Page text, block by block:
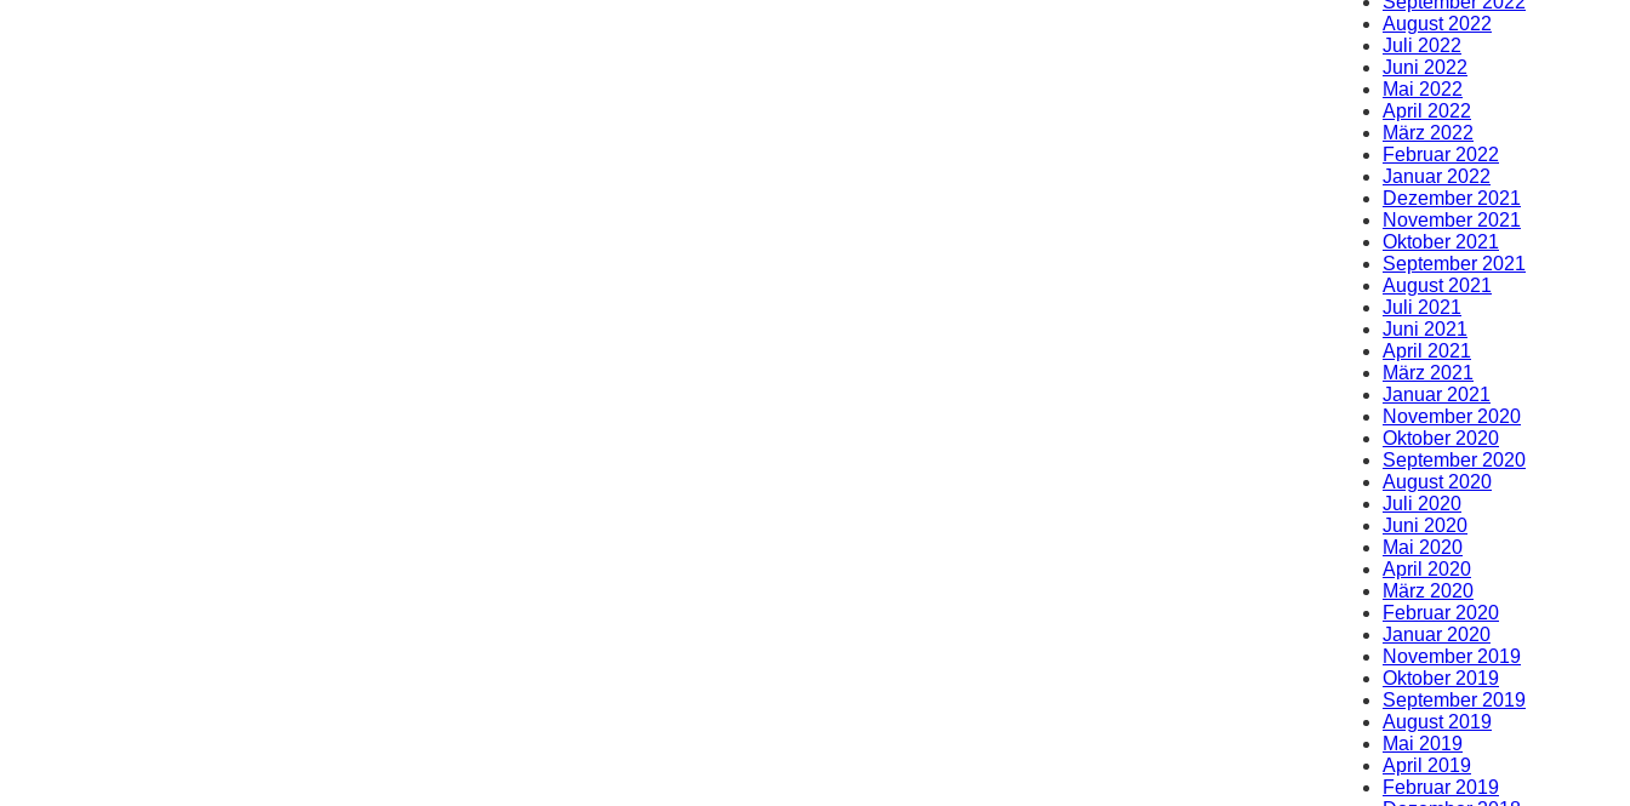
August 2022
Juli 2022
Juni 2022
Mai 2022
April 2022
März 2022
Februar 2022
Januar 2022
Dezember 2021
November 2021
Oktober 2021
September 2021
August 2021
Juli 2021
Juni 2021
April 2021
März 2021
Januar 2021
November 2020
Oktober 2020
September 2020
August 2020
Juli 2020
Juni 2020
Mai 2020
April 2020
März 2020
Februar 2020
Januar 2020
November 2019
Oktober 2019
September 2019
August 2019
Mai 2019
April 2019
Februar 2019